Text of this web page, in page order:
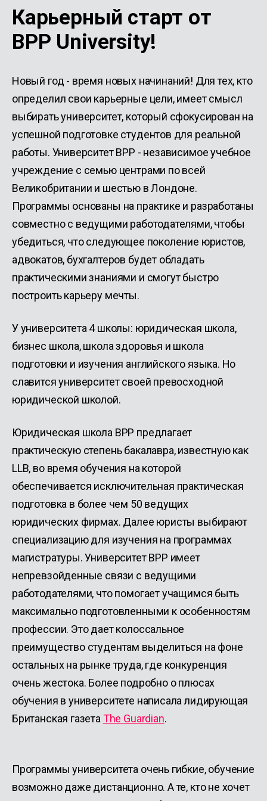
Карьерный старт от
BPP University!
Новый год - время новых начинаний! Для тех, кто
определил свои карьерные цели, имеет смысл
выбирать университет, который сфокусирован на
успешной подготовке студентов для реальной
работы. Университет BPP - независимое учебное
учреждение с семью центрами по всей
Великобритании и шестью в Лондоне.
Программы основаны на практике и разработаны
совместно с ведущими работодателями, чтобы
убедиться, что следующее поколение юристов,
адвокатов, бухгалтеров будет обладать
практическими знаниями и смогут быстро
построить карьеру мечты.
У университета 4 школы: юридическая школа,
бизнес школа, школа здоровья и школа
подготовки и изучения английского языка. Но
славится университет своей превосходной
юридической школой.
Юридическая школа BPP предлагает
практическую степень бакалавра, известную как
LLB, во время обучения на которой
обеспечивается исключительная практическая
подготовка в более чем 50 ведущих
юридических фирмах. Далее юристы выбирают
специализацию для изучения на программах
магистратуры. Университет BPP имеет
непревзойденные связи с ведущими
работодателями, что помогает учащимся быть
максимально подготовленными к особенностям
профессии. Это дает колоссальное
преимущество студентам выделиться на фоне
остальных на рынке труда, где конкуренция
очень жестока. Более подробно о плюсах
обучения в университете написала лидирующая
Британская газета The Guardian.
Программы университета очень гибкие, обучение
возможно даже дистанционно. А те, кто не хочет